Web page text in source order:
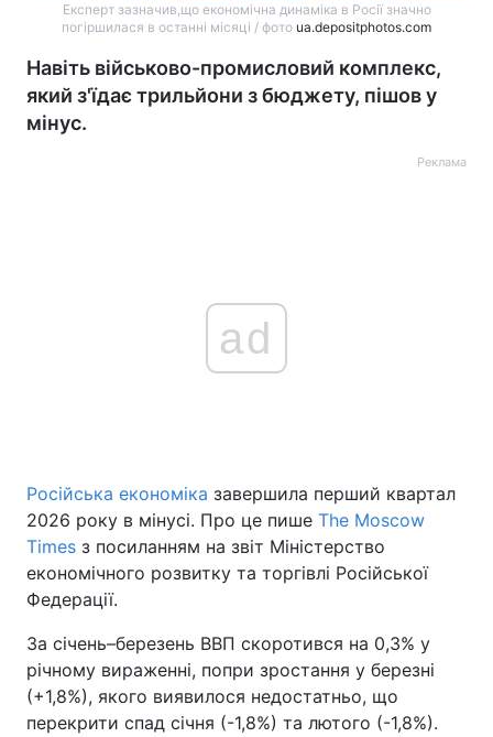
Україна Політика
Економіка Світ
Техно і зв'язок Лайт
Зброя Інциденти
Експерт зазначив,що економічна динаміка в Росії значно
погіршилася в останні місяці / фото ua.depositphotos.com
Навіть військово-промисловий комплекс,
який з'їдає трильйони з бюджету, пішов у
мінус.
Реклама
ad
Російська економіка завершила перший квартал
2026 року в мінусі. Про це пише The Moscow
Timеs з посиланням на звіт Міністерство
економічного розвитку та торгівлі Російської
Федерації.
За січень–березень ВВП скоротився на 0,3% у
річному вираженні, попри зростання у березні
(+1,8%), якого виявилося недостатньо, що
перекрити спад січня (-1,8%) та лютого (-1,8%).